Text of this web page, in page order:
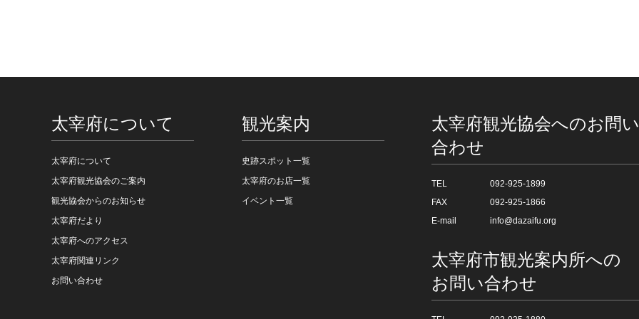
太宰府について
太宰府について
太宰府観光協会のご案内
観光協会からのお知らせ
太宰府だより
太宰府へのアクセス
太宰府関連リンク
お問い合わせ
観光案内
史跡スポット一覧
太宰府のお店一覧
イベント一覧
太宰府観光協会へのお問
合わせ
TEL
092-925-1899
FAX
092-925-1866
E-mail
info@dazaifu.org
太宰府市観光案内所への
お問い合わせ